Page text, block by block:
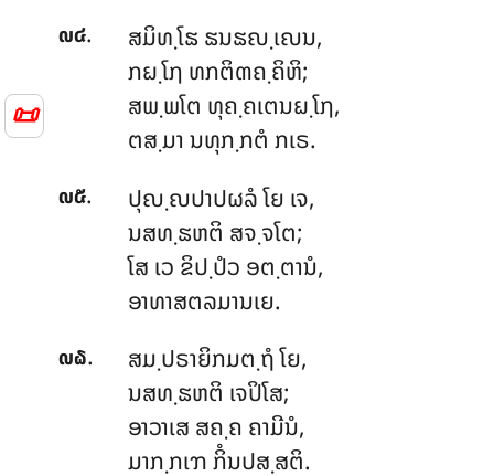
📜
໙໔.
ສມິທ຺ໂຘ ຘນຘຎ຺ເຎນ,
ກຏ຺ໂຐ ທກຕິຓຄ຺ຄິຫິ;
ສພ຺ພໂຕ ທຸຄ຺ຄເຕນຏ຺ໂຐ,
ຕສ຺ມາ ນທຸກ຺ກຕໍ ກເຣ.
໙໕. ປຸຎ຺ຎປາປຜລໍໂຍ ເຈ,
ນສທ຺ຘຫຕິ ສຈ຺ຈໂຕ;
ໂສ ເວ ຂິປ຺ປໍວ ອຕ຺ຕານໍ,
ອາທາສຕລມານເຍ.
໙໖.
ສມ຺ປຣາຍິກມຕ຺ຖໍ ໂຍ,
ນສທ຺ຘຫຕິ ເຈປິໂສ;
ອາວາເສ ສຄ຺ຄ ຄາມີນໍ,
ມາກ຺ກເຠ ກິໍນປສ຺ສຕິ.